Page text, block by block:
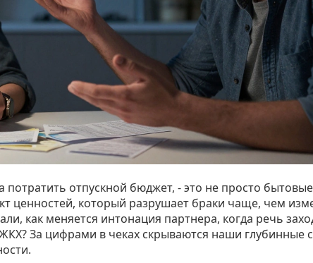
отпускной бюджет, - это не просто бытовые
ценностей, который разрушает браки чаще, чем
как меняется интонация партнера, когда речь
За цифрами в чеках скрываются наши глубинные